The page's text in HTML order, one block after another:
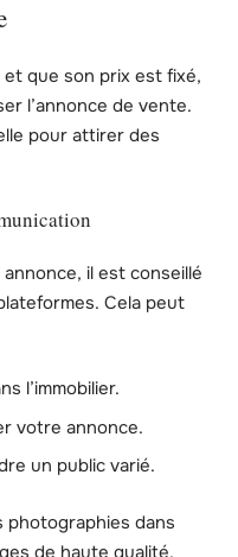
que son prix est fixé,
l’annonce de vente.
pour attirer des
il est conseillé
Cela peut
l’immobilier.
votre annonce.
un public varié.
photographies dans
de haute qualité,